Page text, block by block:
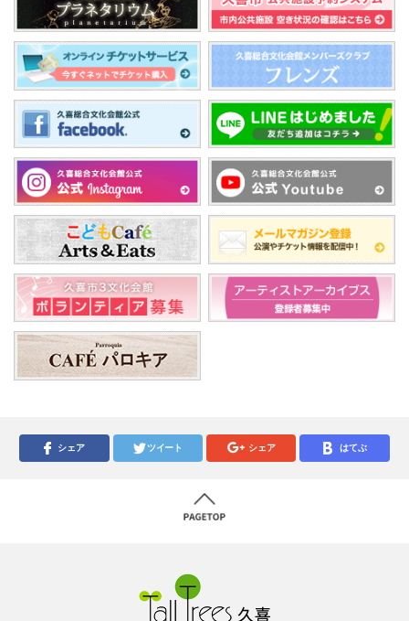
シェア ツイート シェア はてぶ